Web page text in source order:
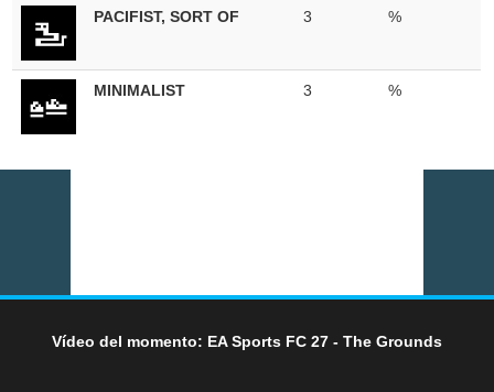
PACIFIST, SORT OF 3 %
MINIMALIST 3 %
Vídeo del momento: EA Sports FC 27 - The Grounds